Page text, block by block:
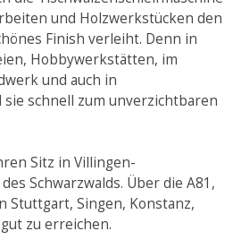
und Holzwerkstücken den
Finish verleiht. Denn in
Hobbywerkstätten, im
und auch in
schnell zum unverzichtbaren
Sitz in Villingen-
Schwarzwalds. Über die A81,
Stuttgart, Singen, Konstanz,
zu erreichen.